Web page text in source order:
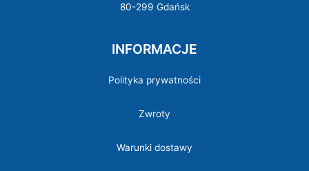
80-299 Gdańsk
INFORMACJE
Polityka prywatności
Zwroty
Warunki dostawy